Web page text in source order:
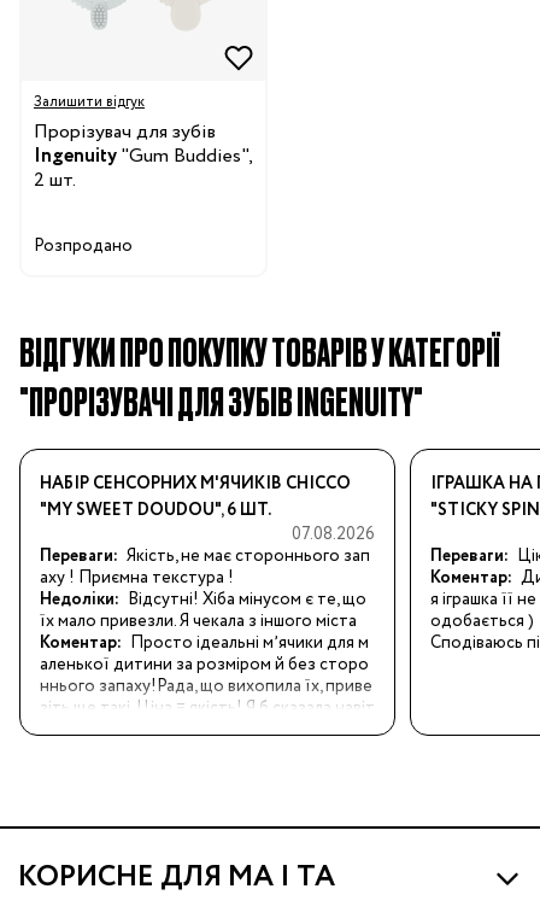
Залишити відгук
Прорізувач для зубів
Ingenuity"Gum Buddies",
2 шт.
Розпродано
ВІДГУКИ ПРО ПОКУПКУ ТОВАРІВ У КАТЕГОРІЇ
"ПРОРІЗУВАЧІ ДЛЯ ЗУБІВ INGENUITY"
НАБІР СЕНСОРНИХ М'ЯЧИКІВ CHICCO
"MY SWEET DOUDOU", 6 ШТ.
07.08.2026
Переваги: Якість, не має стороннього зап
аху ! Приємна текстура !
Недоліки: Відсутні! Хіба мінусом є те, що
їх мало привезли. Я чекала з іншого міста
Коментар: Просто ідеальні мʼячики для м
аленької дитини за розміром й без сторо
ннього запаху!Рада, що вихопила їх, приве
зіть ще такі. Ціна = якість! Я б сказала навіт
ь дешевше ніж інші бренди з аналогічними
ІГРАШКА НА
"STICKY
Переваги:
Коментар:
я іграшка її
одобається )
Сподіваюсь
КОРИСНЕ ДЛЯ МА І ТА